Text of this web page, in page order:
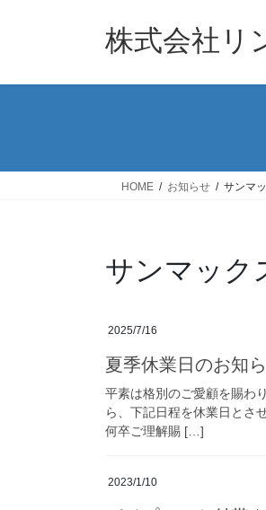
株式会社リ
HOME お知らせ サンマ
サンマック
2025/7/16
夏季休業日のお知
平素は格別のご愛顧を賜わ
ら、下記日程を休業日とさ
何卒ご理解賜 […]
2023/1/10